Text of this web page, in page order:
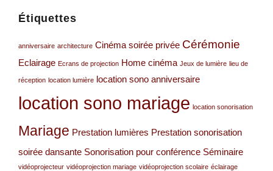
Étiquettes
anniversaire architecture Cinéma soirée privée Cérémonie
Eclairage Ecrans de projection Home cinéma Jeux de lumière lieu de
réception location lumière location sono anniversaire
location sono mariage location sonorisation
Mariage Prestation lumières Prestation sonorisation
soirée dansante Sonorisation pour conférence Séminaire
vidéoprojecteur vidéoprojection mariage vidéoprojection scolaire éclairage